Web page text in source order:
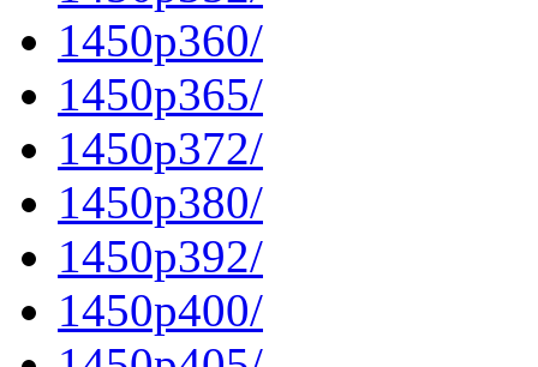
1450p360/
1450p365/
1450p372/
1450p380/
1450p392/
1450p400/